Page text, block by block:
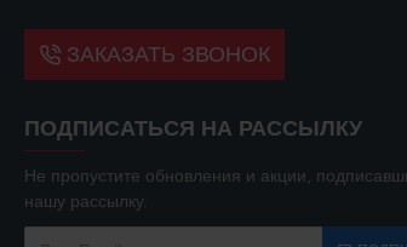
ЗАКАЗАТЬ ЗВОНОК
ПОДПИСАТЬСЯ НА РАССЫЛКУ
Не пропустите обновления и акции,
нашу рассылку.